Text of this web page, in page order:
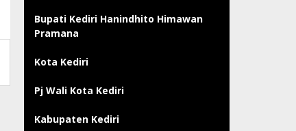
Bupati Kediri Hanindhito Himawan
Pramana
Kota Kediri
Pj Wali Kota Kediri
Kabupaten Kediri